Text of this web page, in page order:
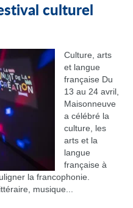
culturel
Culture, arts
et langue
française Du
13 au 24 avril,
Maisonneuve
a célébré la
culture, les
arts et la
langue
française à
la francophonie.
musique...